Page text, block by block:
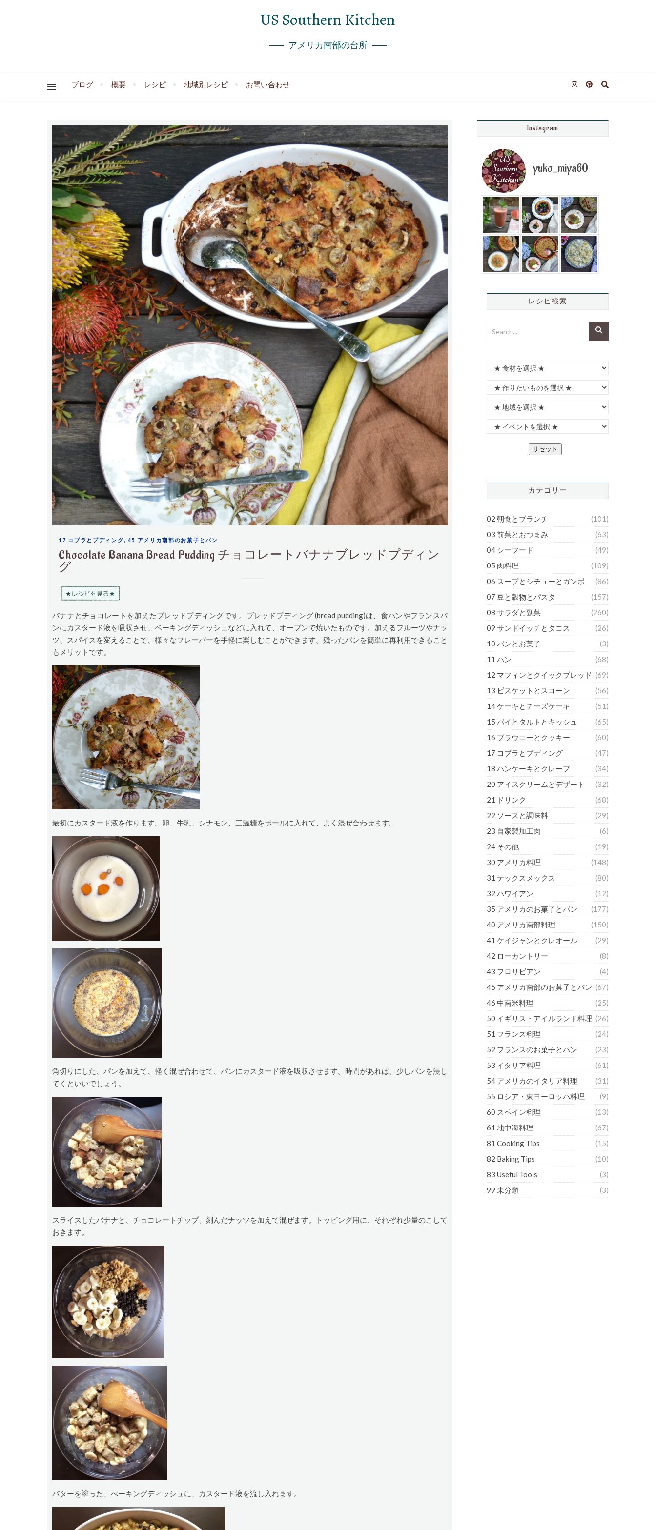
US Southern Kitchen
アメリカ南部の台所
ブログ 概要 レシピ 地域別レシピ お問い合わせ
17 コブラとプディング,45 アメリカ南部のお菓子とパン
Chocolate Banana Bread Pudding チョコレートバナナブレッドプディン
グ
バナナとチョコレートを加えたブレッドプディングです。ブレッドプディング (bread pudding)は、食パンやフランスパ
ンにカスタード液を吸収させ、ベーキングディッシュなどに入れて、オーブンで焼いたものです。加えるフルーツやナッ
ツ、スパイスを変えることで、様々なフレーバーを手軽に楽しむことができます。残ったパンを簡単に再利用できること
もメリットです。
最初にカスタード液を作ります。卵、牛乳、シナモン、三温糖をボールに入れて、よく混ぜ合わせます。
角切りにした、パンを加えて、軽く混ぜ合わせて、パンにカスタード液を吸収させます。時間があれば、少しパンを浸し
てくといいでしょう。
スライスしたバナナと、チョコレートチップ、刻んだナッツを加えて混ぜます。トッピング用に、それぞれ少量のこして
おきます。
バターを塗った、べーキングディッシュに、カスタード液を流し入れます。
Instagram
yuko_miya60
レシピ検索
リセット
カテゴリー
02 朝食とブランチ
(101)
03 前菜とおつまみ
(63)
04 シーフード
(49)
05 肉料理
(109)
06 スープとシチューとガンボ
(86)
07 豆と穀物とパスタ
(157)
08 サラダと副菜
(260)
09 サンドイッチとタコス
(26)
10 パンとお菓子
(3)
11 パン
(68)
12 マフィンとクイックブレッド (69)
13 ビスケットとスコーン
(56)
14 ケーキとチーズケーキ
(51)
15 パイとタルトとキッシュ
(65)
16 ブラウニーとクッキー
(60)
17 コブラとプディング
(47)
18 パンケーキとクレープ
(34)
20 アイスクリームとデザート
(32)
21 ドリンク
(68)
22 ソースと調味料
(29)
23 自家製加工肉
(6)
24 その他
(19)
30 アメリカ料理
(148)
31 テックスメックス
(80)
32 ハワイアン
(12)
35 アメリカのお菓子とパン
(177)
40 アメリカ南部料理
(150)
41 ケイジャンとクレオール
(29)
42 ローカントリー
(8)
43 フロリビアン
(4)
45 アメリカ南部のお菓子とパン (67)
46 中南米料理
(25)
50 イギリス・アイルランド料理 (26)
51 フランス料理
(24)
52 フランスのお菓子とパン
(23)
53 イタリア料理
(61)
54 アメリカのイタリア料理
(31)
55 ロシア・東ヨーロッパ料理
(9)
60 スペイン料理
(13)
61 地中海料理
(67)
81 Cooking Tips
(15)
82 Baking Tips
(10)
83 Useful Tools
(3)
99 未分類
(3)